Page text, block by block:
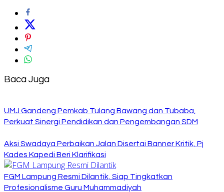
Baca Juga
UMJ Gandeng Pemkab Tulang Bawang dan Tubaba,
Perkuat Sinergi Pendidikan dan Pengembangan SDM
Aksi Swadaya Perbaikan Jalan Disertai Banner Kritik, Pj
Kades Kapedi Beri Klarifikasi
FGM Lampung Resmi Dilantik, Siap Tingkatkan
Profesionalisme Guru Muhammadiyah